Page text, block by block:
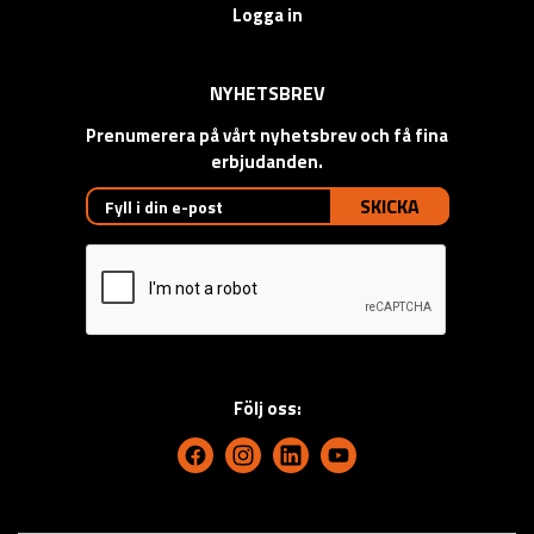
Logga in
NYHETSBREV
Prenumerera på vårt nyhetsbrev och få fina
erbjudanden.
SKICKA
Följ oss: